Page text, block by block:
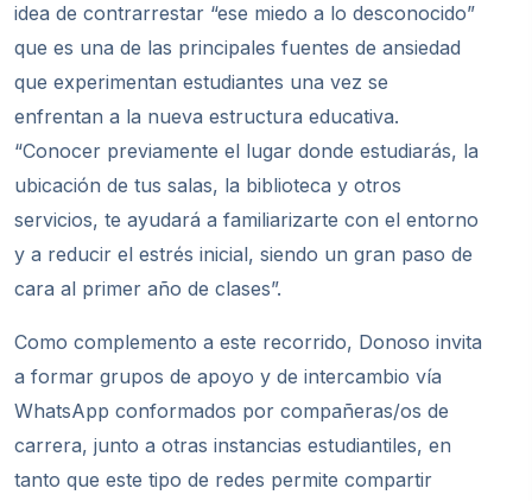
idea de contrarrestar “ese miedo a lo desconocido”
que es una de las principales fuentes de ansiedad
que experimentan estudiantes una vez se
enfrentan a la nueva estructura educativa.
“Conocer previamente el lugar donde estudiarás, la
ubicación de tus salas, la biblioteca y otros
servicios, te ayudará a familiarizarte con el entorno
y a reducir el estrés inicial, siendo un gran paso de
cara al primer año de clases”.
Como complemento a este recorrido, Donoso invita
a formar grupos de apoyo y de intercambio vía
WhatsApp conformados por compañeras/os de
carrera, junto a otras instancias estudiantiles, en
tanto que este tipo de redes permite compartir